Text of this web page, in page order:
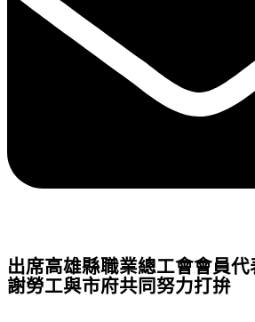
出席高雄縣職業總工會會員
謝勞工與市府共同努力打拚